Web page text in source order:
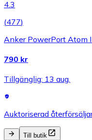
4.3
(477)
Anker PowerPort Atom
790 kr
Tillgänglig: 13 aug.
Auktoriserad
Till butik